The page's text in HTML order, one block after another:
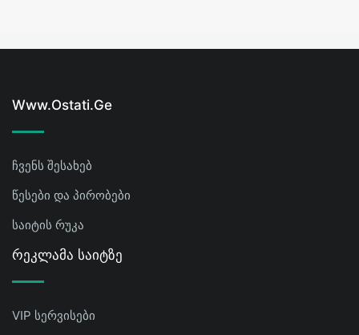
Www.ostati.ge
ჩვენს შესახებ
წესები და პირობები
საიტის რუკა
Რეკლამა Საიტზე
VIP სერვისები